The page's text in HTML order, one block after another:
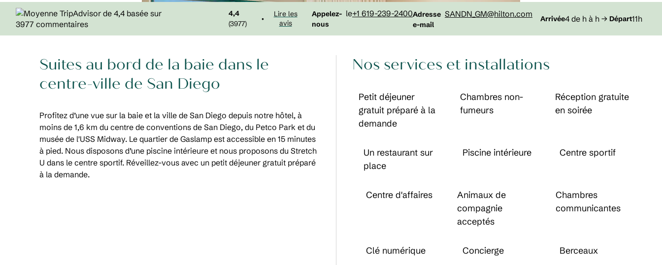
4,4
(3977)
•
Lire les
avis
Appelez-
nous
Appelez le+1 619-239-2400Adresse
e-mail
Email SANDN_GM@hilton.com Arrivée4 de h à h → Départ11h
Suites au bord de la baie dans le
centre-ville de San Diego
Profitez d’une vue sur la baie et la ville de San Diego depuis notre hôtel, à
moins de 1,6 km du centre de conventions de San Diego, du Petco Park et du
musée de l'USS Midway. Le quartier de Gaslamp est accessible en 15 minutes
à pied. Nous disposons d’une piscine intérieure et nous proposons du Stretch
U dans le centre sportif. Réveillez-vous avec un petit déjeuner gratuit préparé
à la demande.
Nos services et installations
Petit déjeuner
gratuit préparé à la
demande
Chambres non-
fumeurs
Réception gratuite
en soirée
Un restaurant sur
place
Piscine intérieure Centre sportif
Centre d'affaires
Animaux de
compagnie
acceptés
Chambres
communicantes
Clé numérique Concierge Berceaux